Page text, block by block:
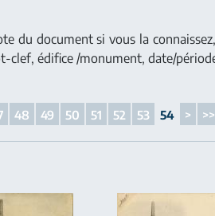
du document si vous la
clef, édifice /monument, date/
48 49 50 51 52 53 54 > >>